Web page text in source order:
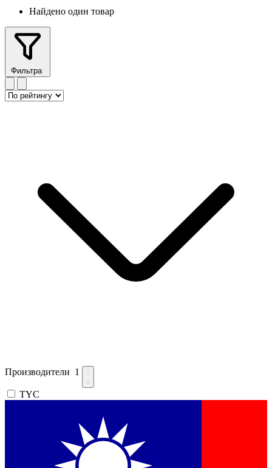
Найдено один товар
Фильтра
Производители 1
TYC